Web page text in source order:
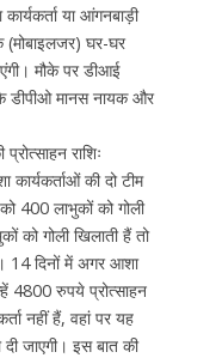
या आंगनबाड़ी
(मोबाइलजर) घर-घर
मौके पर डीआई
डीपीओ मानस नायक और
राशिः
की दो टीम
400 लाभुकों को गोली
को गोली खिलाती हैं तो
14 दिनों में अगर आशा
4800 रुपये प्रोत्साहन
नहीं हैं, वहां पर यह
जाएगी। इस बात की